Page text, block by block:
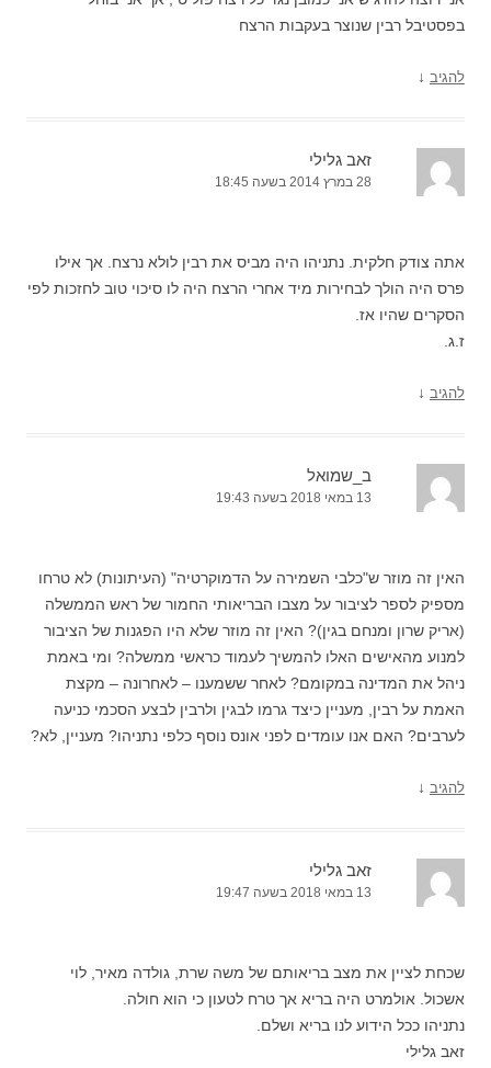
בפסטיבל רבין שנוצר בעקבות הרצח
להגיב ↓
זאב גלילי
28 במרץ 2014 בשעה 18:45
אתה צודק חלקית. נתניהו היה מביס את רבין לולא נרצח. אך אילו
פרס היה הולך לבחירות מיד אחרי הרצח היה לו סיכוי טוב לחזכות לפי
הסקרים שהיו אז.
ז.ג.
להגיב ↓
ב_שמואל
13 במאי 2018 בשעה 19:43
האין זה מוזר ש"כלבי השמירה על הדמוקרטיה" (העיתונות) לא טרחו
מספיק לספר לציבור על מצבו הבריאותי החמור של ראש הממשלה
(אריק שרון ומנחם בגין)? האין זה מוזר שלא היו הפגנות של הציבור
למנוע מהאישים האלו להמשיך לעמוד כראשי ממשלה? ומי באמת
ניהל את המדינה במקומם? לאחר ששמענו – לאחרונה – מקצת
האמת על רבין, מעניין כיצד גרמו לבגין ולרבין לבצע הסכמי כניעה
לערבים? האם אנו עומדים לפני אונס נוסף כלפי נתניהו? מעניין, לא?
להגיב ↓
זאב גלילי
13 במאי 2018 בשעה 19:47
שכחת לציין את מצב בריאותם של משה שרת, גולדה מאיר, לוי
אשכול. אולמרט היה בריא אך טרח לטעון כי הוא חולה.
נתניהו ככל הידוע לנו בריא ושלם.
זאב גלילי